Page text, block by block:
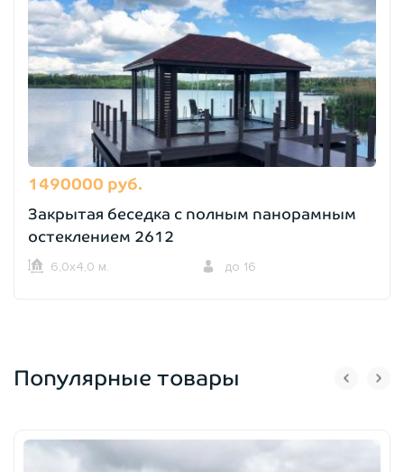
1490000 руб.
Закрытая беседка с полным панорамным
остеклением 2612
6,0х4,0 м. до 16
Популярные товары